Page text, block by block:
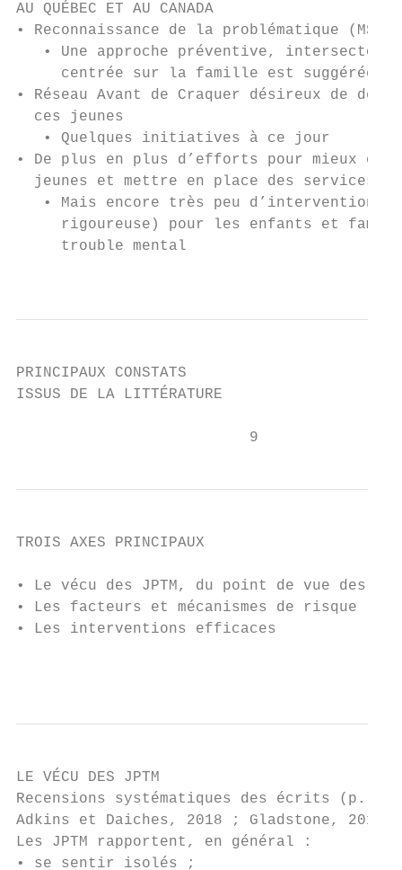
AU QUÉBEC ET AU CANADA
• Reconnaissance de la problématique
• Une approche préventive,
centrée sur la famille est suggérée
• Réseau Avant de Craquer désireux de
  ces jeunes
   • Quelques initiatives à ce jour
• De plus en plus d’efforts pour mieux
jeunes et mettre en place des services
• Mais encore très peu d’interventions
rigoureuse) pour les enfants et
     trouble mental
PRINCIPAUX CONSTATS
ISSUS DE LA LITTÉRATURE
                          9
TROIS AXES PRINCIPAUX
• Le vécu des JPTM, du point de vue des
• Les facteurs et mécanismes de risque
• Les interventions efficaces
LE VÉCU DES JPTM
Recensions systématiques des écrits (p.
Adkins et Daiches, 2018 ; Gladstone, 2010)
Les JPTM rapportent, en général :
• se sentir isolés ;